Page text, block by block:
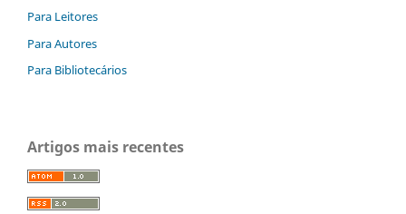
Para Leitores
Para Autores
Para Bibliotecários
Artigos mais recentes